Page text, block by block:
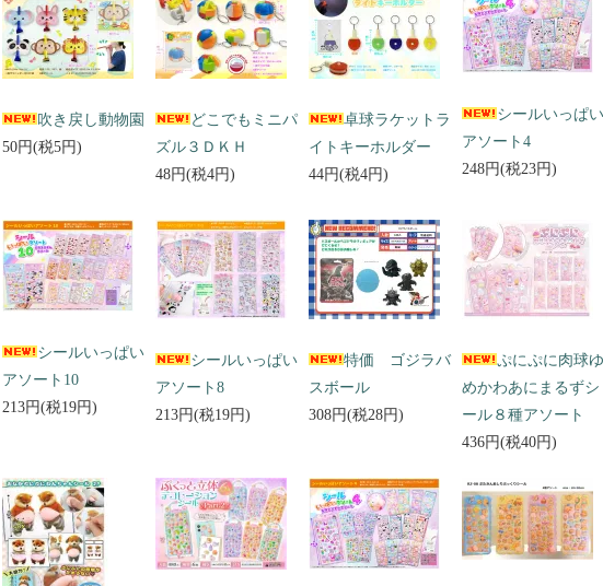
吹き戻し動物園
50円(税5円)
どこでもミニパ
ズル３ＤＫＨ
48円(税4円)
卓球ラケットラ
イトキーホルダー
44円(税4円)
シールいっぱい
アソート4
248円(税23円)
シールいっぱい
アソート10
213円(税19円)
シールいっぱい
アソート8
213円(税19円)
特価 ゴジラバ
スボール
308円(税28円)
ぷにぷに肉球ゆ
めかわあにまるずシ
ール８種アソート
436円(税40円)